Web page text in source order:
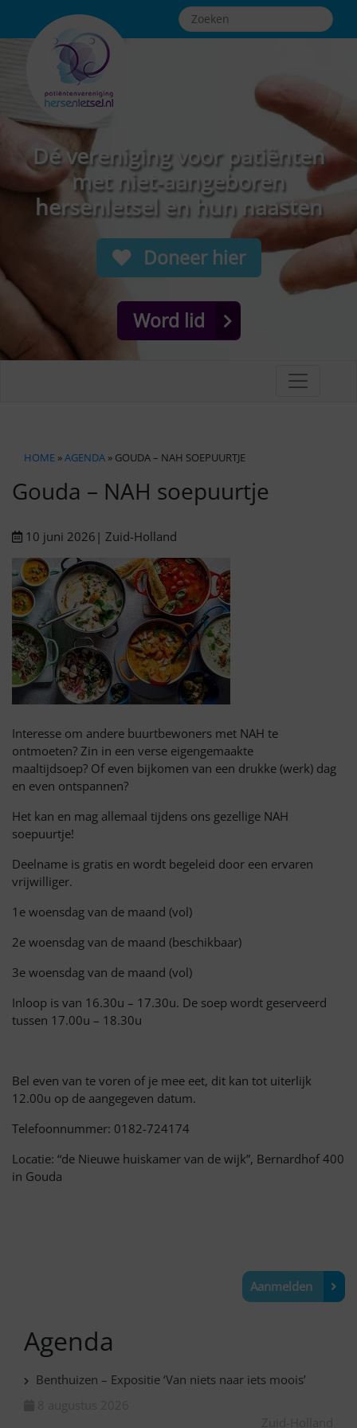
Dé vereniging voor patiënten
met niet-aangeboren
hersenletsel en hun naasten
Doneer hier
Word lid
HOME »AGENDA » GOUDA – NAH SOEPUURTJE
Gouda – NAH soepuurtje
10 juni 2026 | Zuid-Holland
Interesse om andere buurtbewoners met NAH te
ontmoeten? Zin in een verse eigengemaakte
maaltijdsoep? Of even bijkomen van een drukke (werk) dag
en even ontspannen?
Het kan en mag allemaal tijdens ons gezellige NAH
soepuurtje!
Deelname is gratis en wordt begeleid door een ervaren
vrijwilliger.
1e woensdag van de maand (vol)
2e woensdag van de maand (beschikbaar)
3e woensdag van de maand (vol)
Inloop is van 16.30u – 17.30u. De soep wordt geserveerd
tussen 17.00u – 18.30u
Bel even van te voren of je mee eet, dit kan tot uiterlijk
12.00u op de aangegeven datum.
Telefoonnummer: 0182-724174
Locatie: “de Nieuwe huiskamer van de wijk”, Bernardhof 400
in Gouda
Aanmelden
Agenda
Benthuizen – Expositie ‘Van niets naar iets moois’